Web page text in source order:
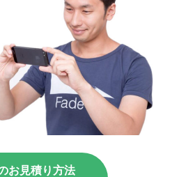
お見積り方法